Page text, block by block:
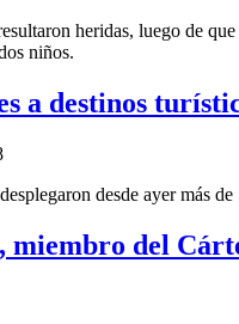
heridas, luego de
niños.
a destinos
desde ayer más
miembro del